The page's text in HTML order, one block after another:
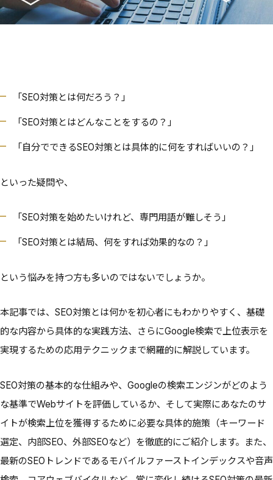
「SEO対策とは何だろう？」
「SEO対策とはどんなことをするの？」
「自分でできるSEO対策とは具体的に何をすればいいの？」
といった疑問や、
「SEO対策を始めたいけれど、専門用語が難しそう」
「SEO対策とは結局、何をすれば効果的なの？」
という悩みを持つ方も多いのではないでしょうか。
本記事では、SEO対策とは何かを初心者にもわかりやすく、基礎
的な内容から具体的な実践方法、さらにGoogle検索で上位表示を
実現するための応用テクニックまで網羅的に解説しています。
SEO対策の基本的な仕組みや、Googleの検索エンジンがどのよう
な基準でWebサイトを評価しているか、そして実際にあなたのサ
イトが検索上位を獲得するために必要な具体的施策（キーワード
選定、内部SEO、外部SEOなど）を徹底的にご紹介します。また、
最新のSEOトレンドであるモバイルファーストインデックスや音声